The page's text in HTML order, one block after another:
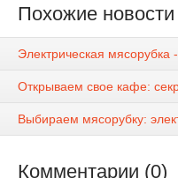
Похожие новости
Электрическая
Открываем свое кафе:
Выбираем мясорубку:
Комментарии (0)